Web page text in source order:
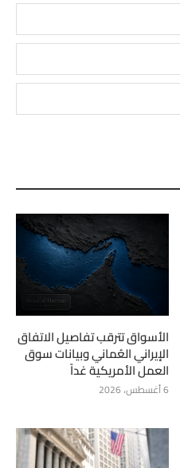
الأسواق تترقب تفاصيل الاتفاق
الإيراني العُماني وبيانات سوق
العمل الأمريكية غداً
6 أغسطس، 2026